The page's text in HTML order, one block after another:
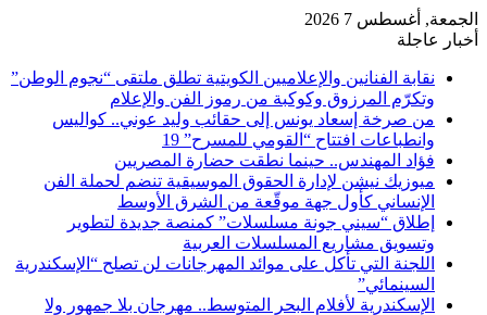
الجمعة, أغسطس 7 2026
أخبار عاجلة
نقابة الفنانين والإعلاميين الكويتية تطلق ملتقى “نجوم الوطن”
وتكرّم المرزوق وكوكبة من رموز الفن والإعلام
من صرخة إسعاد يونس إلى حقائب وليد عوني.. كواليس
وانطباعات افتتاح “القومي للمسرح” 19
فؤاد المهندس.. حينما نطقت حضارة المصريين
ميوزيك نيشن لإدارة الحقوق الموسيقية تنضم لحملة الفن
الإنساني كأول جهة موقّعة من الشرق الأوسط
إطلاق “سيني جونة مسلسلات” كمنصة جديدة لتطوير
وتسويق مشاريع المسلسلات العربية
اللجنة التي تأكل على موائد المهرجانات لن تصلح “الإسكندرية
السينمائي”
الإسكندرية لأفلام البحر المتوسط.. مهرجان بلا جمهور ولا